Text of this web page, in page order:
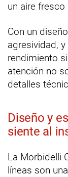
un aire
Con un
agresividad,
rendimiento
atención no
detalles
Diseño y
siente al
La Morbidelli
líneas son